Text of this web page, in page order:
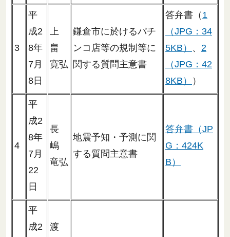
3
平
成2
8年
7月
8日
上
畠
寛弘
鎌倉市に於けるパチ
ンコ店等の規制等に
関する質問主意書
答弁書（ 1
（JPG：34
5KB） 、 2
（JPG：42
8KB）
）
4
平
成2
8年
7月
22
日
長
嶋
竜弘
地震予知・予測に関
する質問主意書
答弁書（JP
G：424K
B）
平
成2
渡